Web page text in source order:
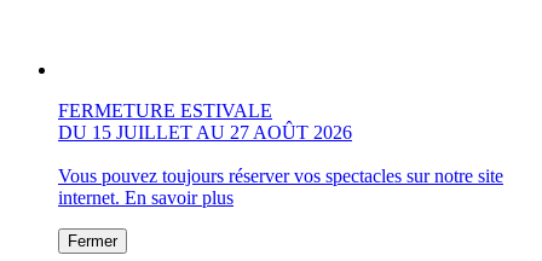
FERMETURE ESTIVALE
DU 15 JUILLET AU 27 AOÛT 2026
Vous pouvez toujours réserver vos spectacles sur notre site
internet. En savoir plus
Fermer